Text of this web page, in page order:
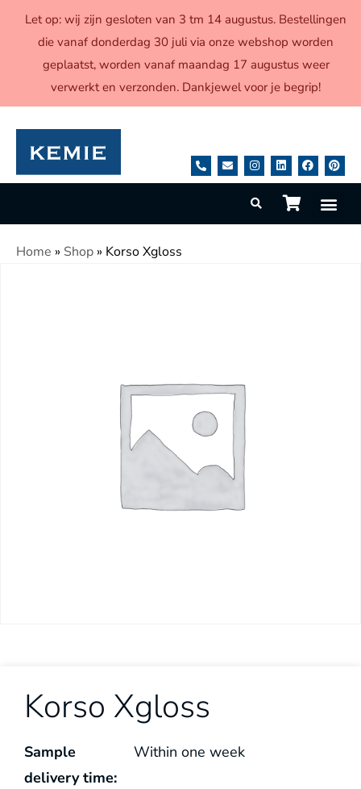
Home » Shop » Korso Xgloss
Korso Xgloss
Sample
delivery time:
Within one week
Let op: wij zijn gesloten van 3 tm 14 augustus. Bestellingen
die vanaf donderdag 30 juli via onze webshop worden
geplaatst, worden vanaf maandag 17 augustus weer
verwerkt en verzonden. Dankjewel voor je begrip!